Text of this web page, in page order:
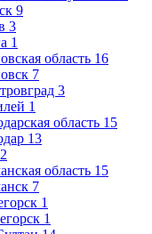
9
3
1
область 16
7
3
1
область 15
13
2
область 15
7
1
1